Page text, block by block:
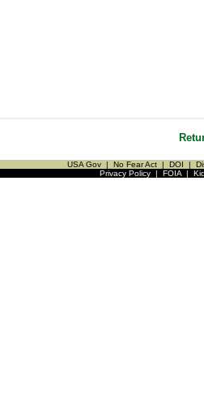
USA Gov | No Fear Act | DOI |
Privacy Policy| FOIA|